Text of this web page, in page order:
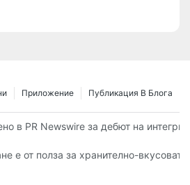
Публикация В Блога
Приложение
в PR Newswire за дебют на
е от полза за хранително-